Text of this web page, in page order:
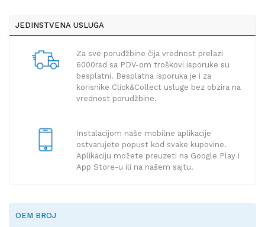
JEDINSTVENA USLUGA
Za sve poruđžbine čija vrednost prelazi
6000rsd sa PDV-om troškovi isporuke su
besplatni. Besplatna isporuka je i za
korisnike Click&Collect usluge bez obzira na
vrednost porudžbine.
Instalacijom naše mobilne aplikacije
ostvarujete popust kod svake kupovine.
Aplikaciju možete preuzeti na Google Play i
App Store-u ili na našem sajtu.
OEM BROJ